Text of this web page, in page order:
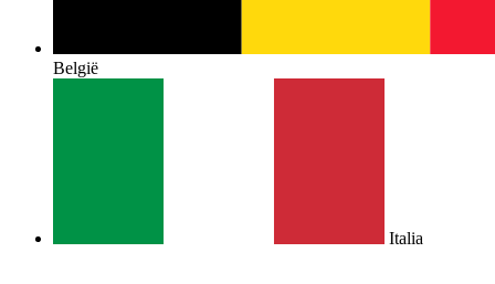
België
Italia